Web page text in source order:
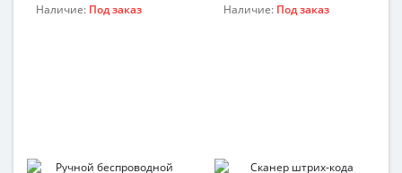
Наличие: Под заказ Наличие: Под заказ